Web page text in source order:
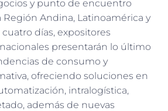
y punto de encuentro
Región Andina, Latinoamérica y
días, expositores
presentarán lo último
de consumo y
ofreciendo soluciones en
intralogística,
además de nuevas